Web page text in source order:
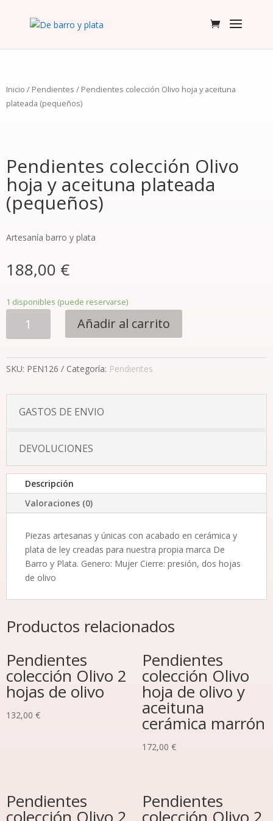
Inicio / Pendientes / Pendientes colección Olivo hoja y aceituna
plateada (pequeños)
Pendientes colección Olivo
hoja y aceituna plateada
(pequeños)
Artesanía barro y plata
188,00 €
1 disponibles (puede reservarse)
colección
hoja
y
(pequeños)
cantidad
Añadir al carrito
SKU: PEN126 Categoría: Pendientes
GASTOS DE ENVIO
DEVOLUCIONES
Descripción
Valoraciones (0)
Piezas artesanas y únicas con acabado en cerámica y
plata de ley creadas para nuestra propia marca De
Barro y Plata. Genero: Mujer Cierre: presión, dos hojas
de olivo
Productos relacionados
Pendientes
colección Olivo 2
hojas de olivo
132,00 €
Pendientes
colección Olivo
hoja de olivo y
aceituna
cerámica marrón
172,00 €
Pendientes Pendientes